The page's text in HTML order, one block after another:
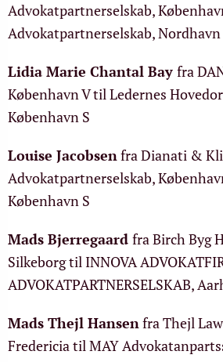
Advokatpartnerselskab,
Advokatpartnerselskab, Nordhavn
Lidia Marie Chantal Bay fra
København V til Ledernes
København S
Louise Jacobsenfra Dianati &
Advokatpartnerselskab,
København S
Mads Bjerregaard fra Birch Byg
Silkeborg til INNOVA
ADVOKATPARTNERSELSKAB,
Mads Thejl Hansenfra Thejl
Fredericia til MAY